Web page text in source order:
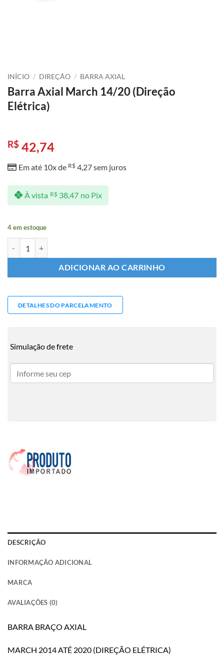
INÍCIO / DIREÇÃO / BARRA AXIAL
Barra Axial March 14/20 (Direção
Elétrica)
R$ 42,74
Em até 10x de R$ 4,27sem juros
À vista R$38,47 no Pix
4 em estoque
ADICIONAR AO CARRINHO
DETALHES DO PARCELAMENTO
Simulação de frete
DESCRIÇÃO
INFORMAÇÃO ADICIONAL
MARCA
AVALIAÇÕES (0)
BARRA BRAÇO AXIAL
MARCH 2014 ATÉ 2020 (DIREÇÃO ELÉTRICA)